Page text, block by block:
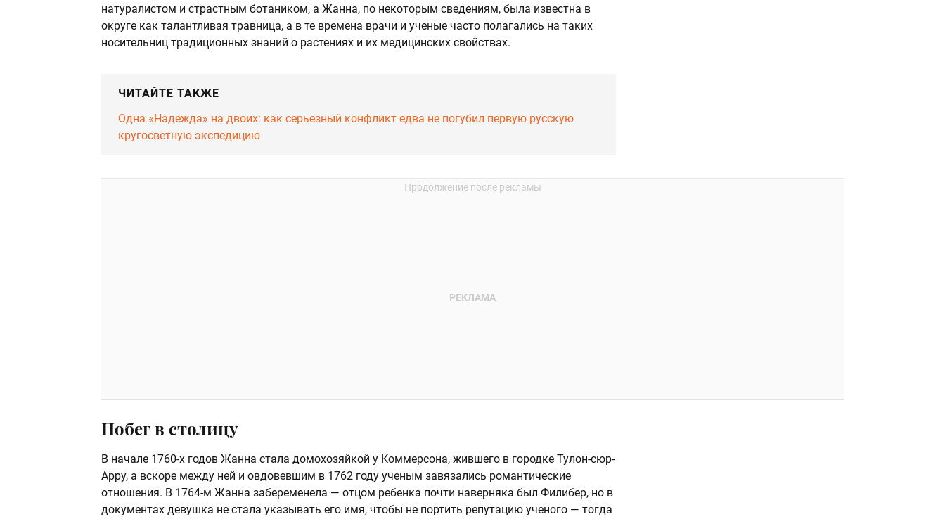
натуралистом и страстным ботаником, а Жанна, по некоторым сведениям, была известна в
округе как талантливая травница, а в те времена врачи и ученые часто полагались на таких
носительниц традиционных знаний о растениях и их медицинских свойствах.
ЧИТАЙТЕ ТАКЖЕ
Одна «Надежда» на двоих: как серьезный конфликт едва не погубил первую русскую
кругосветную экспедицию
Побег в столицу
В начале 1760-х годов Жанна стала домохозяйкой у Коммерсона, жившего в городке Тулон-сюр-
Арру, а вскоре между ней и овдовевшим в 1762 году ученым завязались романтические
отношения. В 1764-м Жанна забеременела — отцом ребенка почти наверняка был Филибер, но в
документах девушка не стала указывать его имя, чтобы не портить репутацию ученого — тогда